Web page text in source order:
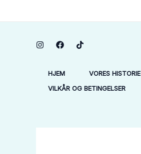
HJEM VORES HISTORIE
VILKÅR OG BETINGELSER